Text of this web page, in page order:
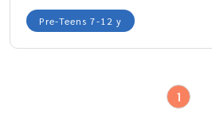
Pre-Teens 7-12 y
1